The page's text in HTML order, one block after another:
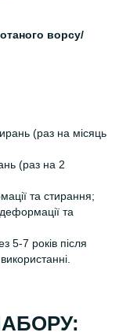
ворсу/
(раз на місяць
(раз на 2
та стирання;
та
5-7 років після